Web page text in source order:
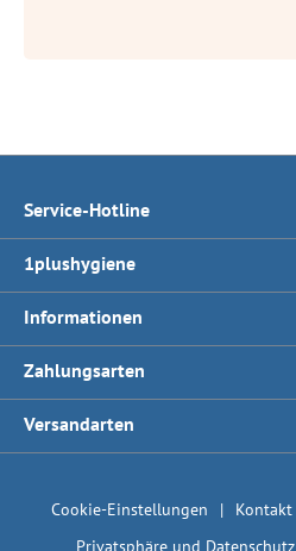
Service-Hotline
1plushygiene
Informationen
Zahlungsarten
Versandarten
Cookie-Einstellungen Kontakt
Privatsphäre und Datenschutz